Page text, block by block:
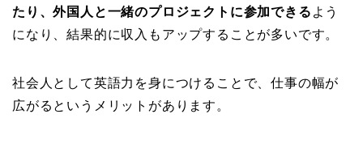
たり、外国人と一緒のプロジェクトに参加できる よう
になり、結果的に収入もアップすることが多いです。
社会人として英語力を身につけることで、仕事の幅が
広がるというメリットがあります。